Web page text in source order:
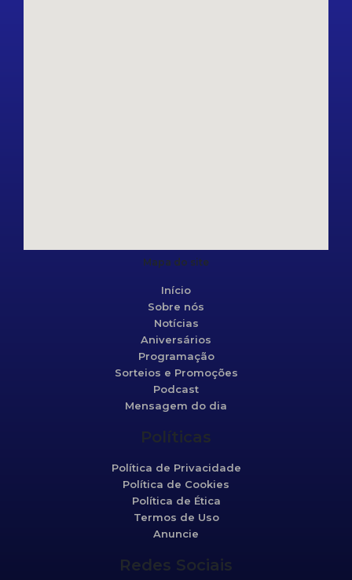
Mapa do site
Início
Sobre nós
Notícias
Aniversários
Programação
Sorteios e Promoções
Podcast
Mensagem do dia
Políticas
Política de Privacidade
Política de Cookies
Política de Ética
Termos de Uso
Anuncie
Redes Sociais